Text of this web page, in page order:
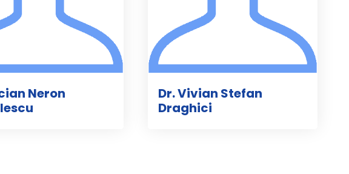
Neron
Dr. Vivian Stefan
Draghici